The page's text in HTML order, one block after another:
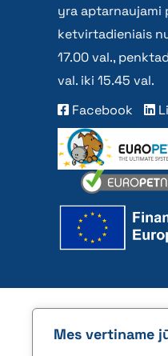
Mes vertiname
yra aptarnaujami
ketvirtadieniais
17.00 val.,
val. iki 15.45 val.
Facebook
2026 © All rights